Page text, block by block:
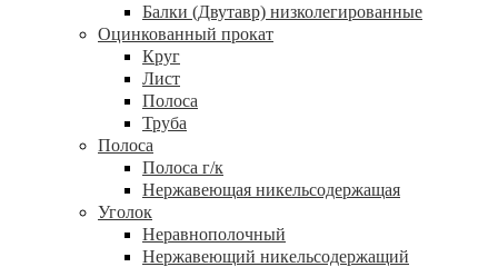
Балки (Двутавр) низколегированные
Оцинкованный прокат
Круг
Лист
Полоса
Труба
Полоса
Полоса г/к
Нержавеющая никельсодержащая
Уголок
Неравнополочный
Нержавеющий никельсодержащий